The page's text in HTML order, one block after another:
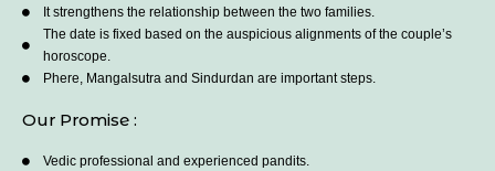
It strengthens the relationship between the two families.
The date is fixed based on the auspicious alignments of the couple’s
horoscope.
Phere, Mangalsutra and Sindurdan are important steps.
Our Promise :
Vedic professional and experienced pandits.